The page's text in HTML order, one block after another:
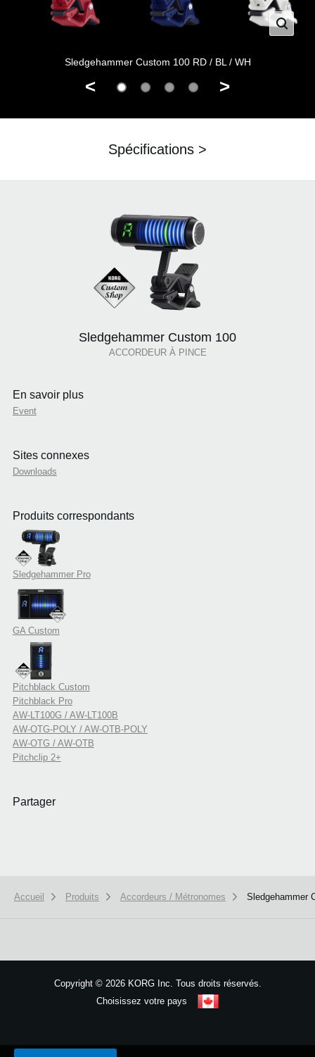
Sledgehammer Custom 100 RD / BL / WH
< >
Spécifications >
Sledgehammer Custom 100
ACCORDEUR À PINCE
En savoir plus
Event
Sites connexes
Downloads
Produits correspondants
Sledgehammer Pro
GA Custom
Pitchblack Custom
Pitchblack Pro
AW-LT100G / AW-LT100B
AW-OTG-POLY / AW-OTB-POLY
AW-OTG / AW-OTB
Pitchclip 2+
Partager
Accueil Produits Accordeurs / Métronomes Sledgehammer
Copyright ©2026 KORG Inc. Tous droits réservés.
Choisissez votre pays